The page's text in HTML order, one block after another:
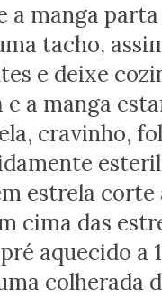
a manga
tacho,
e deixe
a manga
cravinho,
estrela
cima das
aquecido a
colherada